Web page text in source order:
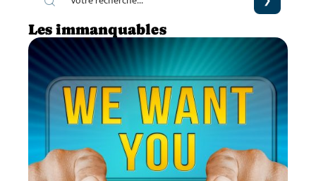
Les immanquables